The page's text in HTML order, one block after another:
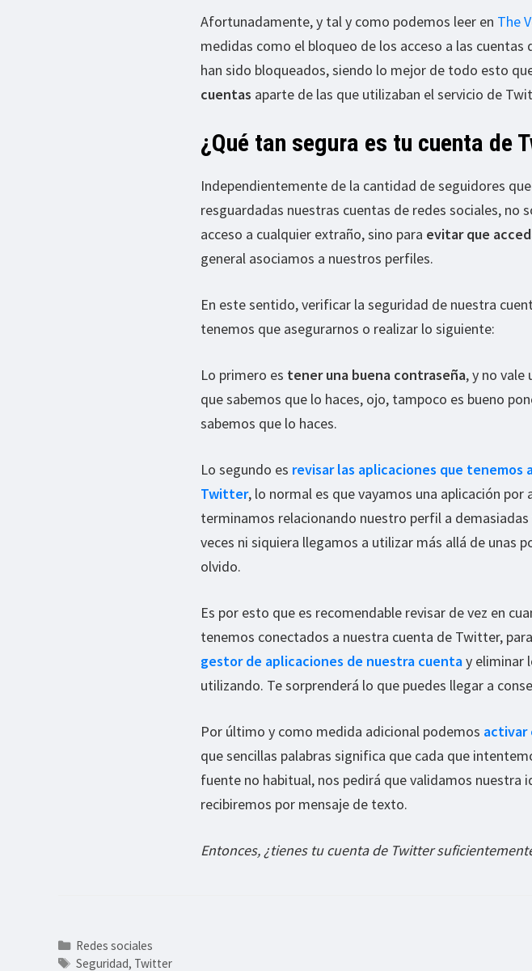
Afortunadamente, y tal y como podemos leer en The
medidas como el bloqueo de los acceso a las
han sido bloqueados, siendo lo mejor de todo esto
cuentas aparte de las que utilizaban el servicio de
¿Qué tan segura es tu cuenta de
Independientemente de la cantidad de seguidores
resguardadas nuestras cuentas de redes sociales, no
acceso a cualquier extraño, sino para evitar que
general asociamos a nuestros perfiles.
En este sentido, verificar la seguridad de nuestra
tenemos que asegurarnos o realizar lo siguiente:
Lo primero es tener una buena contraseña, y no vale
que sabemos que lo haces, ojo, tampoco es bueno
sabemos que lo haces.
Lo segundo es revisar las aplicaciones que tenemos
Twitter, lo normal es que vayamos una aplicación
terminamos relacionando nuestro perfil a
veces ni siquiera llegamos a utilizar más allá de unas
olvido.
Es por esto que es recomendable revisar de vez en
tenemos conectados a nuestra cuenta de Twitter,
gestor de aplicaciones de nuestra cuentay eliminar
utilizando. Te sorprenderá lo que puedes llegar a
Por último y como medida adicional podemos activar
que sencillas palabras significa que cada que
fuente no habitual, nos pedirá que validamos nuestra
recibiremos por mensaje de texto.
Entonces, ¿tienes tu cuenta de Twitter
Categorías
Redes sociales
Etiquetas
Seguridad, Twitter